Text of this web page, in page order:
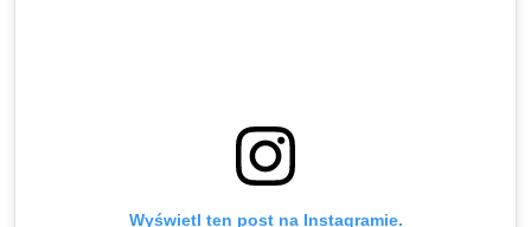
Wyświetl ten post na Instagramie.